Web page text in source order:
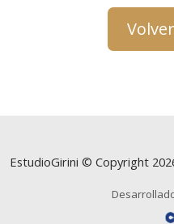
EstudioGirini © Copyright